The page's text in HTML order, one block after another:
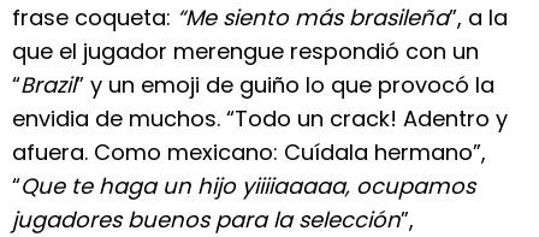
frase coqueta: “Me siento más brasileña”, a la
que el jugador merengue respondió con un
“Brazil” y un emoji de guiño lo que provocó la
envidia de muchos. “Todo un crack! Adentro y
afuera. Como mexicano: Cuídala hermano”,
“Que te haga un hijo yiiiiaaaaa, ocupamos
jugadores buenos para la selección”,